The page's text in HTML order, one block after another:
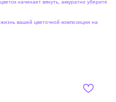
начинает вянуть, аккуратно уберите
вашей цветочной композиции на